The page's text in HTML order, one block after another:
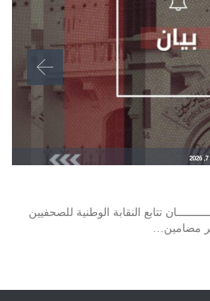
7 أوت 2026 بــيـــــــــــان تتابع النقابة الوطنية للصحفيين
مضامين…